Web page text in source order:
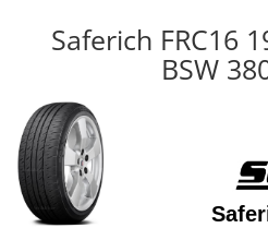
Saferich FRC16
BSW